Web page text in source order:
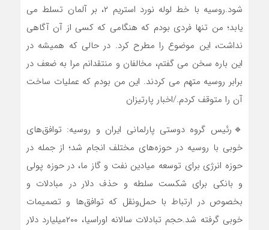
شود.روسیه با خط لوله نورد استریم ۲، بر آلمان تسلط می
یابد؛ من تنها فردی بودم که هنگامی که کسی از آن آگاهی
نداشت، این موضوع را مطرح کرد. در حالی که همیشه در
این باره سخن می گفتم، مخالفان و منتقدانم مرا به ضعف در
برابر روسیه متهم می کردند. این من بودم که عملیات ساخت
آن را متوقف کردم./اخبار پارتیزان
🔹رئیس گروه دوستی پارلمانی ایران و روسیه: توافق‌های
خوبی با روسیه در حوزه‌های مختلف انجام شد؛ از جمله در
حوزه انرژی برای توسعه میادین نفت و گاز ما، در حوزه پولی
و بانکی برای شکست سلطه و حذف دلار در مبادلات و
بخصوص در ارتباط با حمل‌ونقل که توافق‌ها و تصمیمات
خوبی گرفته شد.حجم تبادلات سالانه اوراسیا، ۲۰۰میلیارد دلار